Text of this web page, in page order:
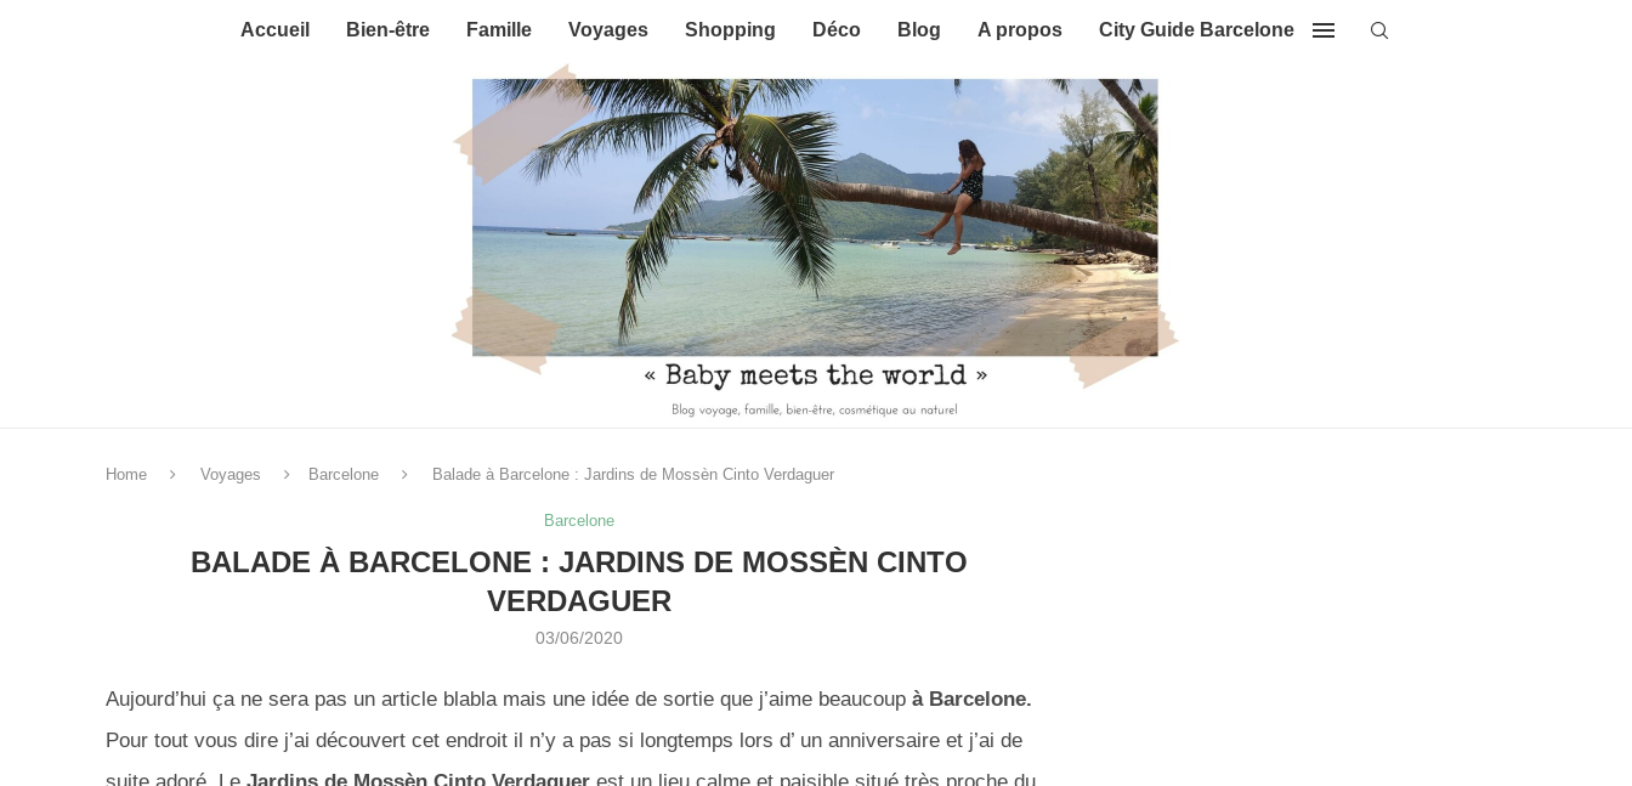
Accueil Bien-être Famille Voyages Shopping Déco Blog A propos City Guide Barcelone
Home Voyages Barcelone Balade à Barcelone : Jardins de Mossèn Cinto Verdaguer
Barcelone
BALADE À BARCELONE : JARDINS DE MOSSÈN CINTO
VERDAGUER
03/06/2020
Aujourd’hui ça ne sera pas un article blabla mais une idée de sortie que j’aime beaucoup à Barcelone.
Pour tout vous dire j’ai découvert cet endroit il n’y a pas si longtemps lors d’ un anniversaire et j’ai de